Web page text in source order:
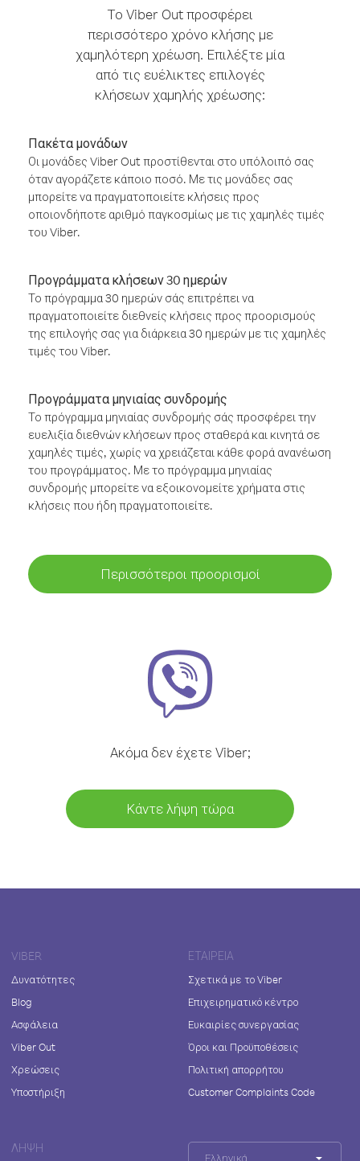
Το Viber Out προσφέρει
περισσότερο χρόνο κλήσης με
χαμηλότερη χρέωση. Επιλέξτε μία
από τις ευέλικτες επιλογές
κλήσεων χαμηλής χρέωσης:
Πακέτα μονάδων
Οι μονάδες Viber Out προστίθενται στο υπόλοιπό σας
όταν αγοράζετε κάποιο ποσό. Με τις μονάδες σας
μπορείτε να πραγματοποιείτε κλήσεις προς
οποιονδήποτε αριθμό παγκοσμίως με τις χαμηλές τιμές
του Viber.
Προγράμματα κλήσεων 30 ημερών
Το πρόγραμμα 30 ημερών σάς επιτρέπει να
πραγματοποιείτε διεθνείς κλήσεις προς προορισμούς
της επιλογής σας για διάρκεια 30 ημερών με τις χαμηλές
τιμές του Viber.
Προγράμματα μηνιαίας συνδρομής
Το πρόγραμμα μηνιαίας συνδρομής σάς προσφέρει την
ευελιξία διεθνών κλήσεων προς σταθερά και κινητά σε
χαμηλές τιμές, χωρίς να χρειάζεται κάθε φορά ανανέωση
του προγράμματος. Με το πρόγραμμα μηνιαίας
συνδρομής μπορείτε να εξοικονομείτε χρήματα στις
κλήσεις που ήδη πραγματοποιείτε.
Περισσότεροι προορισμοί
Ακόμα δεν έχετε Viber;
Κάντε λήψη τώρα
VIBER
Δυνατότητες
Blog
Ασφάλεια
Viber Out
Χρεώσεις
Υποστήριξη
ΕΤΑΙΡΕΊΑ
Σχετικά με το Viber
Επιχειρηματικό κέντρο
Ευκαιρίες συνεργασίας
Όροι και Προϋποθέσεις
Πολιτική απορρήτου
Customer Complaints Code
ΛΉΨΗ
Ελληνικά